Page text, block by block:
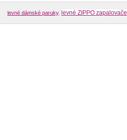
levné dámské paruky, levné ZIPPO zapalovače